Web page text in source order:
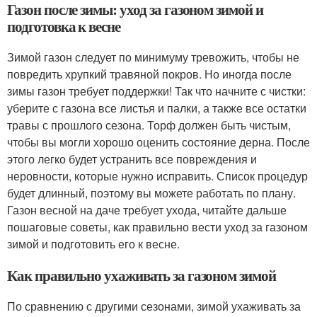
Газон после зимы: уход за газоном зимой и
подготовка к весне
Зимой газон следует по минимуму тревожить, чтобы не
повредить хрупкий травяной покров. Но иногда после
зимы газон требует поддержки! Так что начните с чистки:
уберите с газона все листья и палки, а также все остатки
травы с прошлого сезона. Торф должен быть чистым,
чтобы вы могли хорошо оценить состояние дерна. После
этого легко будет устранить все повреждения и
неровности, которые нужно исправить. Список процедур
будет длинный, поэтому вы можете работать по плану.
Газон весной на даче требует ухода, читайте дальше
пошаговые советы, как правильно вести уход за газоном
зимой и подготовить его к весне.
Как правильно ухаживать за газоном зимой
По сравнению с другими сезонами, зимой ухаживать за